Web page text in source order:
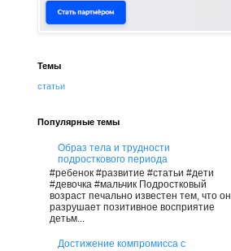
Темы
статьи
Популярные темы
Образ тела и трудности
подросткового периода
#ребенок #развитие #статьи #дети
#девочка #мальчик Подростковый
возраст печально известен тем, что он
разрушает позитивное восприятие
детьм...
Достижение компромисса с